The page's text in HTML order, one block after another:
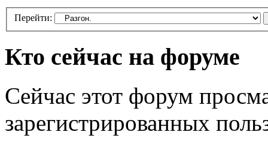
Перейти:
Кто сейчас на форуме
Сейчас этот форум
зарегистрированных